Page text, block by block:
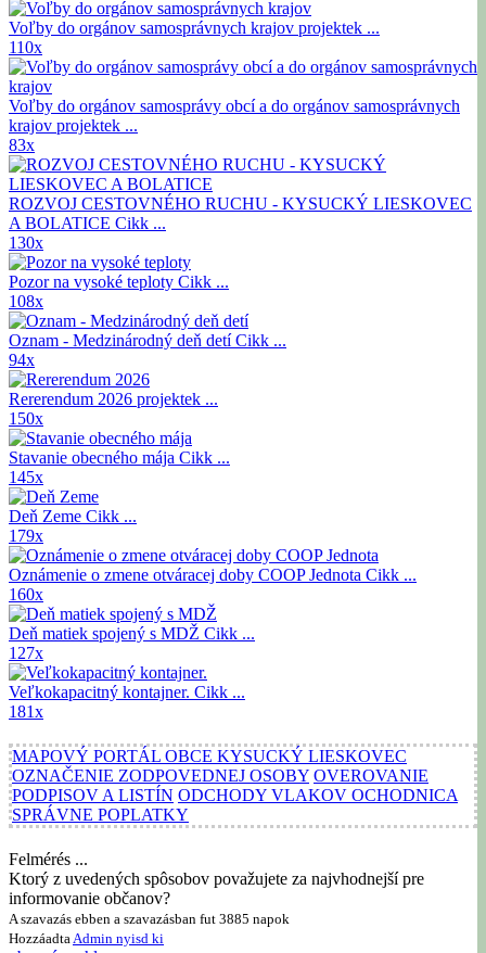
Voľby do orgánov samosprávnych krajov projektek ...
110x
Voľby do orgánov samosprávy obcí a do orgánov samosprávnych
krajov projektek ...
83x
ROZVOJ CESTOVNÉHO RUCHU - KYSUCKÝ LIESKOVEC
A BOLATICE Cikk ...
130x
Pozor na vysoké teploty Cikk ...
108x
Oznam - Medzinárodný deň detíCikk ...
94x
Rererendum 2026 projektek ...
150x
Stavanie obecného mája Cikk ...
145x
Deň Zeme Cikk ...
179x
Oznámenie o zmene otváracej doby COOP Jednota Cikk ...
160x
Deň matiek spojený s MDŽ Cikk ...
127x
Veľkokapacitný kontajner. Cikk ...
181x
MAPOVÝ PORTÁL OBCE KYSUCKÝ LIESKOVEC
OZNAČENIE ZODPOVEDNEJ OSOBY OVEROVANIE
PODPISOV A LISTÍN ODCHODY VLAKOV OCHODNICA
SPRÁVNE POPLATKY
Felmérés ...
Ktorý z uvedených spôsobov považujete za najvhodnejší pre
informovanie občanov?
A szavazás ebben a szavazásban fut 3885 napok
HozzáadtaAdmin nyisd ki